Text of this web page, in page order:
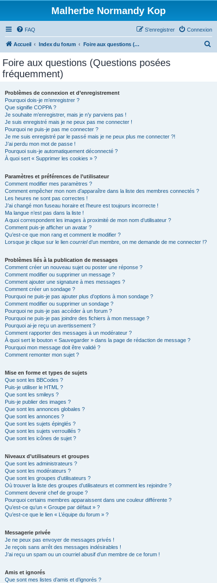
Malherbe Normandy Kop
FAQ Connexion
S’enregistrer
Accueil Index du forum Foire aux questions (Questions posées fréquemment)
Foire aux questions (Questions posées
fréquemment)
Problèmes de connexion et d’enregistrement
Pourquoi dois-je m’enregistrer ?
Que signifie COPPA ?
Je souhaite m’enregistrer, mais je n’y parviens pas !
Je suis enregistré mais je ne peux pas me connecter !
Pourquoi ne puis-je pas me connecter ?
Je me suis enregistré par le passé mais je ne peux plus me connecter ?!
J’ai perdu mon mot de passe !
Pourquoi suis-je automatiquement déconnecté ?
À quoi sert « Supprimer les cookies » ?
Paramètres et préférences de l’utilisateur
Comment modifier mes paramètres ?
Comment empêcher mon nom d’apparaître dans la liste des membres connectés ?
Les heures ne sont pas correctes !
J’ai changé mon fuseau horaire et l’heure est toujours incorrecte !
Ma langue n’est pas dans la liste !
A quoi correspondent les images à proximité de mon nom d’utilisateur ?
Comment puis-je afficher un avatar ?
Qu’est-ce que mon rang et comment le modifier ?
Lorsque je clique sur le lien courrield’un membre, on me demande de me connecter !?
Problèmes liés à la publication de messages
Comment créer un nouveau sujet ou poster une réponse ?
Comment modifier ou supprimer un message ?
Comment ajouter une signature à mes messages ?
Comment créer un sondage ?
Pourquoi ne puis-je pas ajouter plus d’options à mon sondage ?
Comment modifier ou supprimer un sondage ?
Pourquoi ne puis-je pas accéder à un forum ?
Pourquoi ne puis-je pas joindre des fichiers à mon message ?
Pourquoi ai-je reçu un avertissement ?
Comment rapporter des messages à un modérateur ?
À quoi sert le bouton « Sauvegarder » dans la page de rédaction de message ?
Pourquoi mon message doit être validé ?
Comment remonter mon sujet ?
Mise en forme et types de sujets
Que sont les BBCodes ?
Puis-je utiliser le HTML ?
Que sont les smileys ?
Puis-je publier des images ?
Que sont les annonces globales ?
Que sont les annonces ?
Que sont les sujets épinglés ?
Que sont les sujets verrouillés ?
Que sont les icônes de sujet ?
Niveaux d’utilisateurs et groupes
Que sont les administrateurs ?
Que sont les modérateurs ?
Que sont les groupes d’utilisateurs ?
Où trouver la liste des groupes d’utilisateurs et comment les rejoindre ?
Comment devenir chef de groupe ?
Pourquoi certains membres apparaissent dans une couleur différente ?
Qu’est-ce qu’un « Groupe par défaut » ?
Qu’est-ce que le lien « L’équipe du forum » ?
Messagerie privée
Je ne peux pas envoyer de messages privés !
Je reçois sans arrêt des messages indésirables !
J’ai reçu un spam ou un courriel abusif d’un membre de ce forum !
Amis et ignorés
Que sont mes listes d’amis et d’ignorés ?